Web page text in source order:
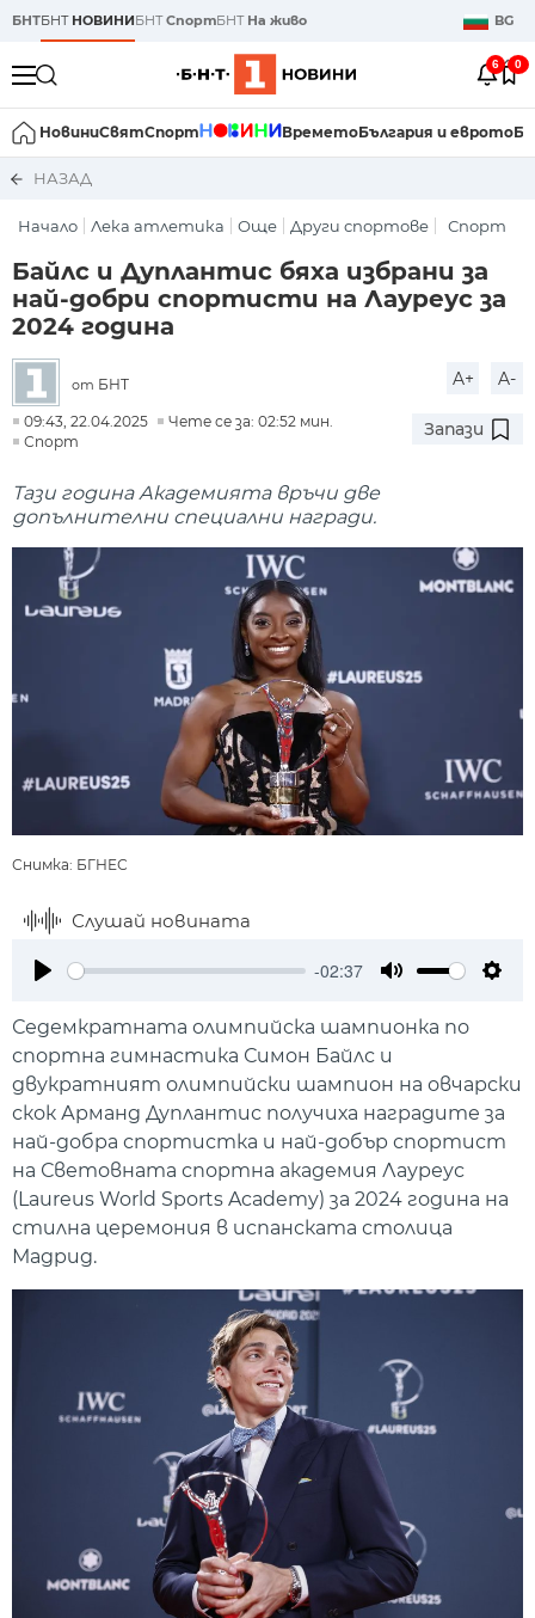
БНТБНТ НОВИНИБНТСпортБНТ На живо BG
6 0
НовиниСвятСпорт ВреметоБългария и еврото
НАЗАД
Начало Лека атлетика Още Други спортове Спорт
Байлс и Дуплантис бяха избрани за
най-добри спортисти на Лауреус за
2024 година
от БНТ A+ A-
09:43, 22.04.2025
Чете се за: 02:52 мин.
Спорт
Запази
Тази година Академията връчи две
допълнителни специални награди.
Снимка: БГНЕС
Слушай новината
-02:37
Седемкратната олимпийска шампионка по
спортна гимнастика Симон Байлс и
двукратният олимпийски шампион на овчарски
скок Арманд Дуплантис получиха наградите за
най-добра спортистка и най-добър спортист
на Световната спортна академия Лауреус
(Laureus World Sports Academy) за 2024 година на
стилна церемония в испанската столица
Мадрид.